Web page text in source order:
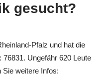
gesucht?
Pfalz und hat die
Ungefähr 620 Leute
Sie weitere Infos: